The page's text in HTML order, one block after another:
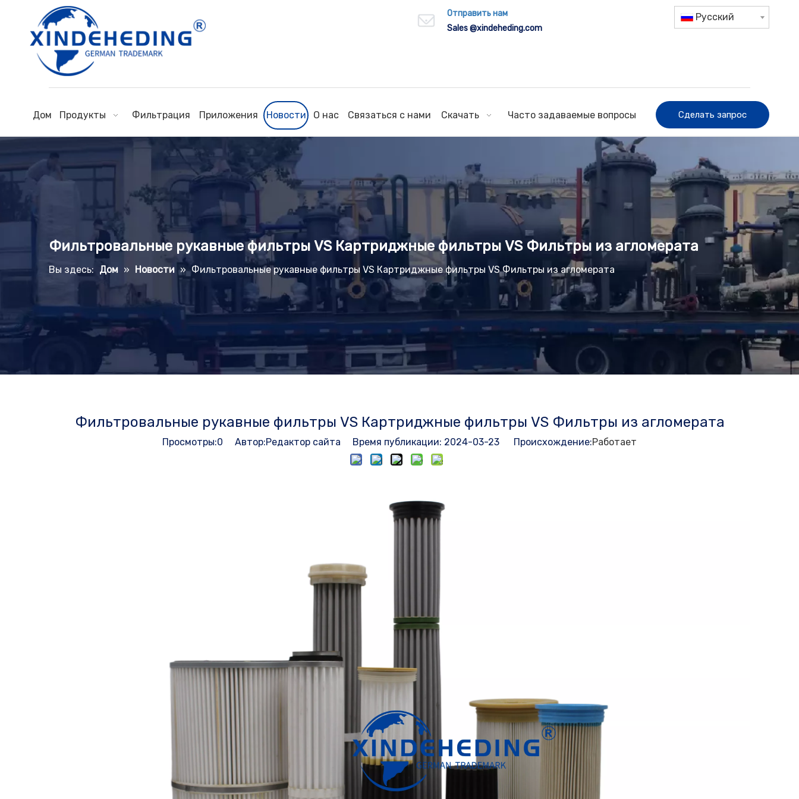
Отправить нам
Sales@xindeheding.com
Pусский
Дом Продукты Фильтрация Приложения Новости О нас Связаться с нами Скачать Часто задаваемые вопросы Сделать запрос
Фильтровальные рукавные фильтры VS Картриджные фильтры VS Фильтры из агломерата
Вы здесь: Дом » Новости » Фильтровальные рукавные фильтры VS Картриджные фильтры VS Фильтры из агломерата
Фильтровальные рукавные фильтры VS Картриджные фильтры VS Фильтры из агломерата
Просмотры:0 Автор:Pедактор сайта Время публикации: 2024-03-23 Происхождение:Работает